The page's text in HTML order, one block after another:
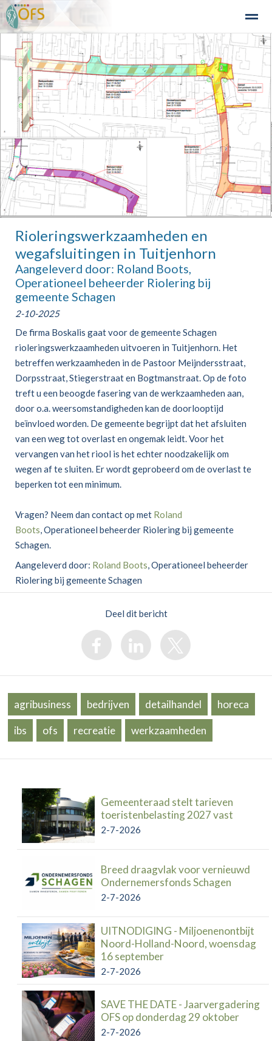
Detailhandel Industrie en Bedrijven Agribusiness
Home Zoeken Nieuws Agenda
Rioleringswerkzaamheden en
wegafsluitingen in Tuitjenhorn
Aangeleverd door: Roland Boots,
Operationeel beheerder Riolering bij
gemeente Schagen
2-10-2025
De firma Boskalis gaat voor de gemeente Schagen
rioleringswerkzaamheden uitvoeren in Tuitjenhorn. Het
betreffen werkzaamheden in de Pastoor Meijndersstraat,
Dorpsstraat, Stiegerstraat en Bogtmanstraat. Op de foto
treft u een beoogde fasering van de werkzaamheden aan,
door o.a. weersomstandigheden kan de doorlooptijd
beïnvloed worden. De gemeente begrijpt dat het afsluiten
van een weg tot overlast en ongemak leidt. Voor het
vervangen van het riool is het echter noodzakelijk om
wegen af te sluiten. Er wordt geprobeerd om de overlast te
beperken tot een minimum.
Vragen? Neem dan contact op met Roland
Boots, Operationeel beheerder Riolering bij gemeente
Schagen.
Aangeleverd door: Roland Boots , Operationeel beheerder
Riolering bij gemeente Schagen
Deel dit bericht
agribusiness bedrijven detailhandel horeca
ibs ofs recreatie werkzaamheden
Gemeenteraad stelt tarieven
toeristenbelasting 2027 vast
2-7-2026
Breed draagvlak voor vernieuwd
Ondernemersfonds Schagen
2-7-2026
UITNODIGING - Miljoenenontbijt
Noord-Holland-Noord, woensdag
16 september
2-7-2026
SAVE THE DATE - Jaarvergadering
OFS op donderdag 29 oktober
2-7-2026